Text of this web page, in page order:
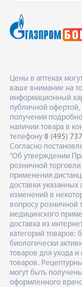
Цены в аптеках
ваше внимание на
информационный
публичной
получения
наличии товара в
телефону 8 (495)
Согласно
"Об утверждении
розничной
применения
доставки
изменений в
вопросу розничной
медицинского
доставка из
категорий товаров:
биологически
товаров для ухода
товаров.
могут быть
оформленного